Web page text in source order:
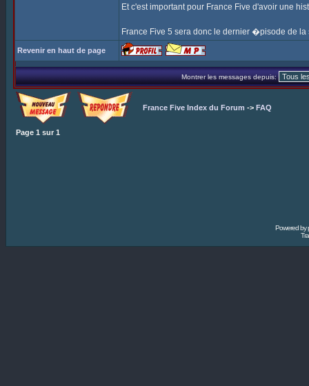
Et c'est important pour France Five d'avoir une
France Five 5 sera donc le dernier �pisode de
Revenir en haut de page
Montrer les messages depuis:
France Five Index du Forum -> FAQ
Page 1 sur 1
Powered by